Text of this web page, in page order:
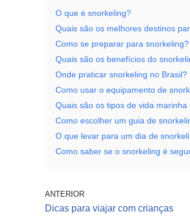
O que é snorkeling?
Quais são os melhores destinos
Como se preparar para snorkeling?
Quais são os benefícios do
Onde praticar snorkeling no Brasil?
Como usar o equipamento de
Quais são os tipos de vida
Como escolher um guia de
O que levar para um dia de
Como saber se o snorkeling é
ANTERIOR
Dicas para viajar com crianças